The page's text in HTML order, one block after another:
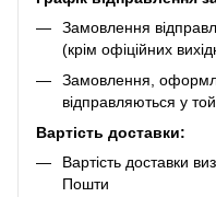
Замовлення
(крім офіційних
Замовлення,
відправляються у
Вартість доставки:
Вартість доставки
Пошти